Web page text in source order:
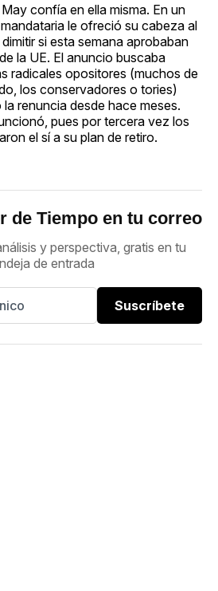
confía en ella misma. En un
le ofreció su cabeza al
si esta semana aprobaban
la UE. El anuncio buscaba
radicales opositores (muchos de
los conservadores o tories)
renuncia desde hace meses.
pues por tercera vez los
el sí a su plan de retiro.
de Tiempo en tu correo
y perspectiva, gratis en tu
de entrada
Suscríbete